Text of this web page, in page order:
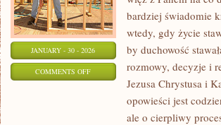
JANUARY - 30 - 2026
COMMENTS OFFON
CHRZEŚCIJAŃSKA
bardziej świadomie
wtedy, gdy życie
by duchowość
rozmowy, decyzje i
Jezusa Chrystusa i
opowieści jest
ale o cierpliwy